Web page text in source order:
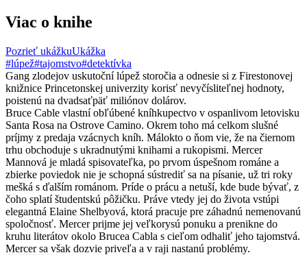
Viac o knihe
Pozrieť ukážkuUkážka
#lúpež#tajomstvo#detektívka
Gang zlodejov uskutoční lúpež storočia a odnesie si z Firestonovej
knižnice Princetonskej univerzity korisť nevyčísliteľnej hodnoty,
poistenú na dvadsaťpäť miliónov dolárov.
Bruce Cable vlastní obľúbené kníhkupectvo v ospanlivom letovisku
Santa Rosa na Ostrove Camino. Okrem toho má celkom slušné
príjmy z predaja vzácnych kníh. Málokto o ňom vie, že na čiernom
trhu obchoduje s ukradnutými knihami a rukopismi. Mercer
Mannová je mladá spisovateľka, po prvom úspešnom románe a
zbierke poviedok nie je schopná sústrediť sa na písanie, už tri roky
mešká s ďalším románom. Príde o prácu a netuší, kde bude bývať, z
čoho splatí študentskú pôžičku. Práve vtedy jej do života vstúpi
elegantná Elaine Shelbyová, ktorá pracuje pre záhadnú nemenovanú
spoločnosť. Mercer prijme jej veľkorysú ponuku a prenikne do
kruhu literátov okolo Brucea Cabla s cieľom odhaliť jeho tajomstvá.
Mercer sa však dozvie priveľa a v raji nastanú problémy.